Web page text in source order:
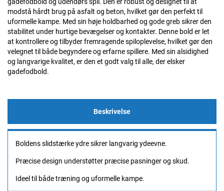
modstå hårdt brug på asfalt og beton, hvilket gør den perfekt til
uformelle kampe. Med sin høje holdbarhed og gode greb sikrer den
stabilitet under hurtige bevægelser og kontakter. Denne bold er let
at kontrollere og tilbyder fremragende spiloplevelse, hvilket gør den
velegnet til både begyndere og erfarne spillere. Med sin alsidighed
og langvarige kvalitet, er den et godt valg til alle, der elsker
gadefodbold.
Beskrivelse
Boldens slidstærke ydre sikrer langvarig ydeevne.
Præcise design understøtter præcise pasninger og skud.
Ideel til både træning og uformelle kampe.